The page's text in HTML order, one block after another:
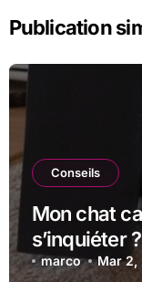
Publication
Conseils
Mon chat
s’inquiéter ?
marco Mar 2,